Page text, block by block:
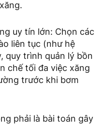
uy tín lớn: Chọn các
liên tục (như hệ
quy trình quản lý bồn
chế tối đa việc xăng
trước khi bơm
phải là bài toán gây